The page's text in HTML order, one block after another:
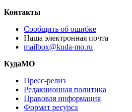
Контакты
Сообщить об ошибке
Наша электронная почта
mailbox@kuda-mo.ru
КудаМО
Пресс-релиз
Редакционная политика
Правовая информация
Формат ресурса